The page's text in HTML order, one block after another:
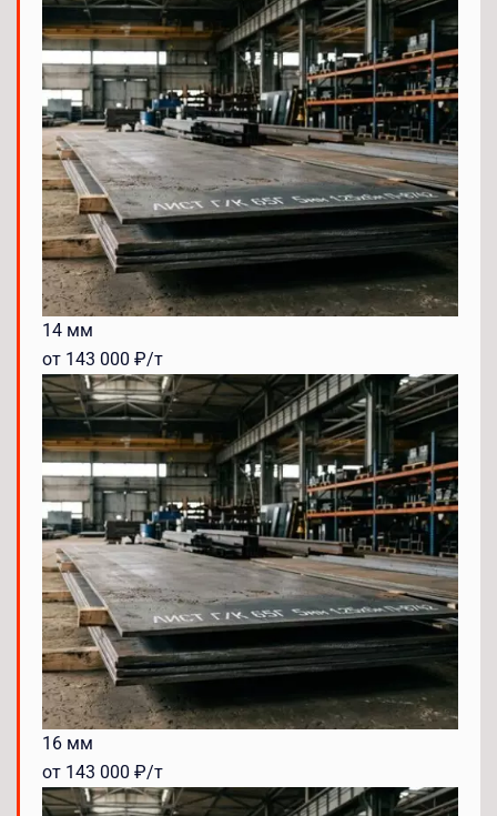
14 мм
от 143 000 ₽/т
16 мм
от 143 000 ₽/т